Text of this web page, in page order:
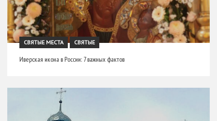
СВЯТЫЕ МЕСТА СВЯТЫЕ
Иверская икона в России: 7 важных фактов